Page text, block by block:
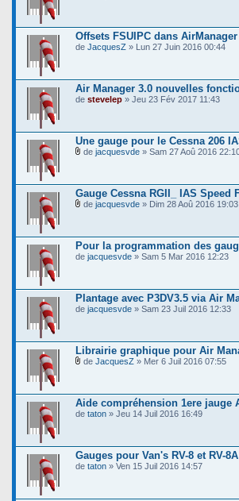
Offsets FSUIPC dans AirManager
de JacquesZ » Lun 27 Juin 2016 00:44
Air Manager 3.0 nouvelles
de stevelep » Jeu 23 Fév 2017 11:43
Une gauge pour le Cessna 206
de jacquesvde » Sam 27 Aoû 2016
Gauge Cessna RGII_ IAS Speed
de jacquesvde » Dim 28 Aoû 2016 19:03
Pour la programmation des
de jacquesvde » Sam 5 Mar 2016 12:23
Plantage avec P3DV3.5 via Air
de jacquesvde » Sam 23 Juil 2016 12:33
Librairie graphique pour Air
de JacquesZ » Mer 6 Juil 2016 07:55
Aide compréhension 1ere jauge
de taton » Jeu 14 Juil 2016 16:49
Gauges pour Van's RV-8 et RV-
de taton » Ven 15 Juil 2016 14:57